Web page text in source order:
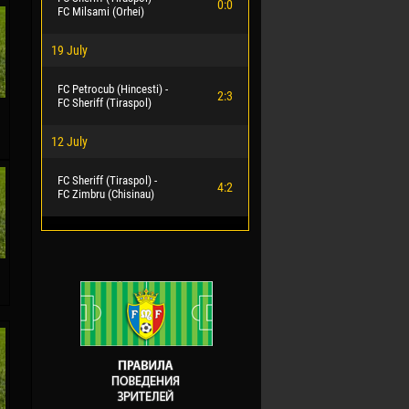
FC Milsami (Orhei)
0:0
19 July
FC Petrocub (Hincesti) -
FC Sheriff (Tiraspol)
2:3
12 July
FC Sheriff (Tiraspol) -
FC Zimbru (Chisinau)
4:2